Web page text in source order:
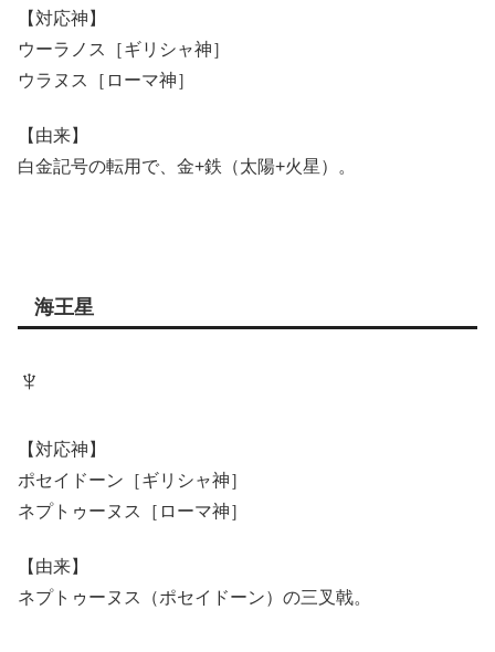
【対応神】
ウーラノス［ギリシャ神］
ウラヌス［ローマ神］
【由来】
白金記号の転用で、金+鉄（太陽+火星）。
海王星
♆
【対応神】
ポセイドーン［ギリシャ神］
ネプトゥーヌス［ローマ神］
【由来】
ネプトゥーヌス（ポセイドーン）の三叉戟。